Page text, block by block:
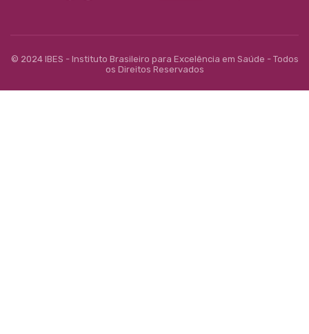
© 2024 IBES - Instituto Brasileiro para Excelência em Saúde - Todos
os Direitos Reservados